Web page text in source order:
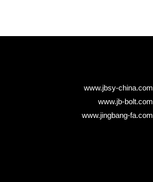
www.jbsy-china.com
www.jb-bolt.com
www.jingbang-fa.com